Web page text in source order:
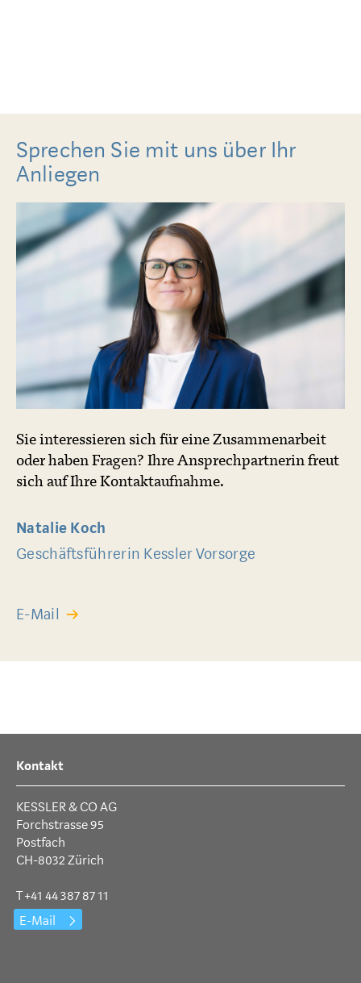
Sprechen Sie mit uns über Ihr
Anliegen
Sie interessieren sich für eine Zusammenarbeit
oder haben Fragen? Ihre Ansprechpartnerin freut
sich auf Ihre Kontaktaufnahme.
Natalie Koch
Geschäftsführerin Kessler Vorsorge
E-Mail
Kontakt
KESSLER & CO AG
Forchstrasse 95
Postfach
CH-8032 Zürich
T +41 44 387 87 11
E-Mail